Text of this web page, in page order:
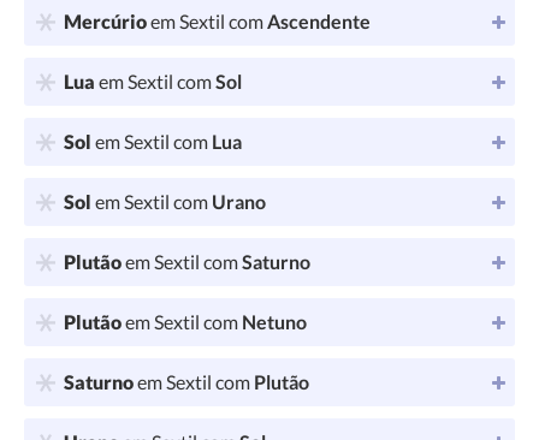
Mercúrioem Sextil comAscendente
Lua em Sextil comSol
Sol em Sextil com Lua
Sol em Sextil com Urano
Plutãoem Sextil comSaturno
Plutãoem Sextil com Netuno
Saturnoem Sextil com Plutão